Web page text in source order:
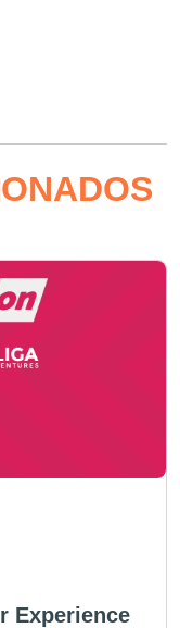
Experience